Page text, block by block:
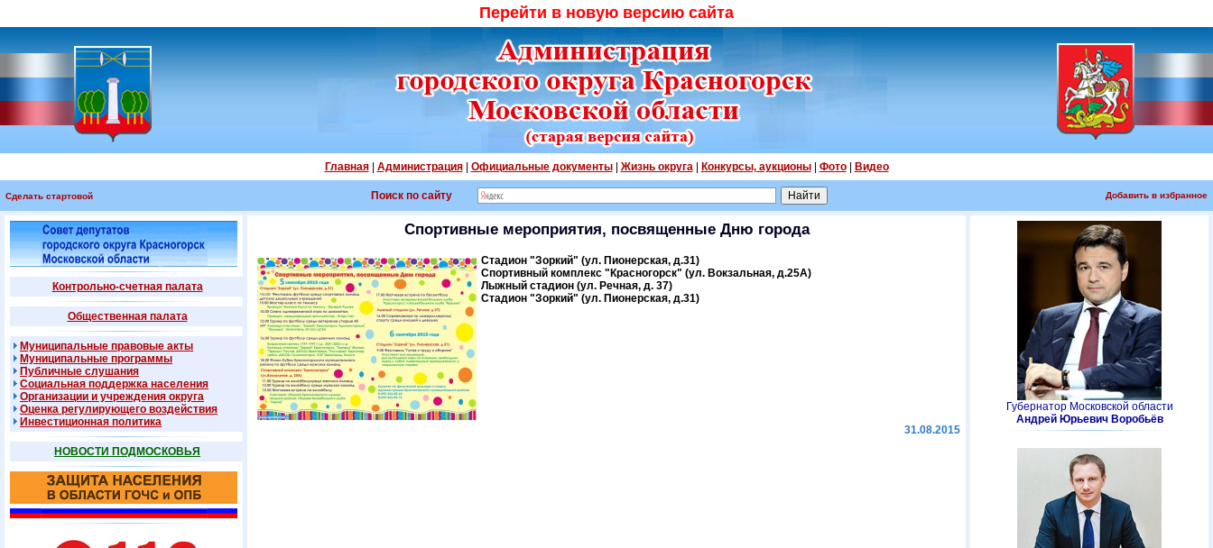
Перейти в новую версию сайта
Главная| Администрация| Официальные документы| Жизнь округа| Конкурсы, аукционы| Фото| Видео
Сделать стартовой Поиск по сайту Добавить в избранное
Контрольно-счетная палата
Общественная палата
Муниципальные правовые акты
Муниципальные программы
Публичные слушания
Социальная поддержка населения
Организации и учреждения округа
Оценка регулирующего воздействия
Инвестиционная политика
НОВОСТИ ПОДМОСКОВЬЯ
Спортивные мероприятия, посвященные Дню города
Стадион "Зоркий" (ул. Пионерская, д.31)
Спортивный комплекс "Красногорск" (ул. Вокзальная, д.25А)
Лыжный стадион (ул. Речная, д. 37)
Стадион "Зоркий" (ул. Пионерская, д.31)
31.08.2015
Губернатор Московской области
Андрей Юрьевич Воробьёв